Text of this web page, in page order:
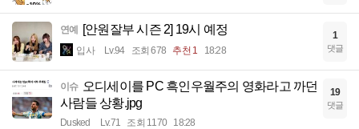
연예 [안원잘부 시즌 2] 19시 예정
입사 Lv.94 조회 678 추천 1 18:28
1
댓글
이슈 오디세이를 PC 흑인우월주의 영화라고 까던
사람들 상황.jpg
Dusked Lv.71 조회 1170 18:28
19
댓글